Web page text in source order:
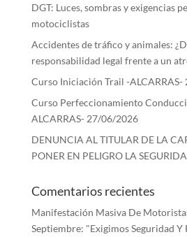
DGT: Luces, sombras y exigencias
motociclistas
Accidentes de tráfico y animales:
responsabilidad legal frente a un
Curso Iniciación Trail -
Curso Perfeccionamiento
ALCARRAS- 27/06/2026
DENUNCIA AL TITULAR DE LA
PONER EN PELIGRO LA
Comentarios recientes
Manifestación Masiva De
Septiembre: "Exigimos Seguridad Y